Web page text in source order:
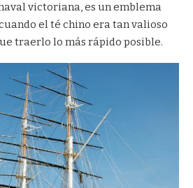
victoriana, es un emblema
el té chino era tan valioso
traerlo lo más rápido posible.